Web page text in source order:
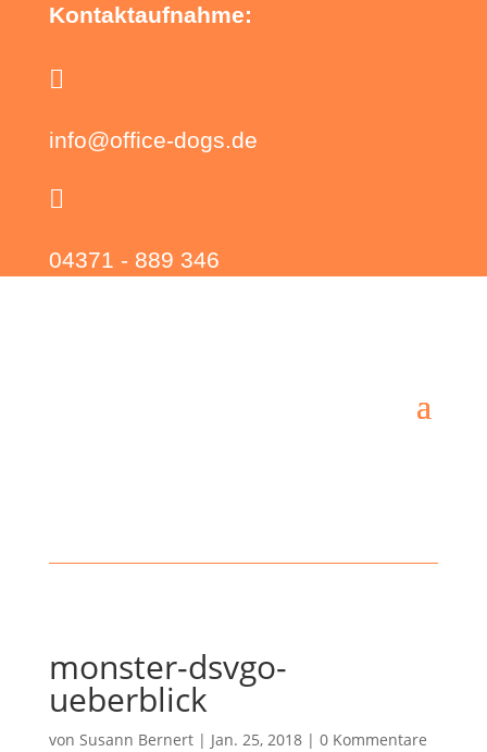
Kontaktaufnahme:

info@office-dogs.de

04371 - 889 346
monster-dsvgo-
ueberblick
von Susann Bernert| Jan. 25, 2018| 0 Kommentare